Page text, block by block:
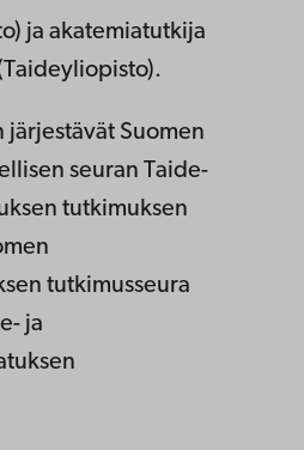
ja akatemiatutkija
järjestävät Suomen
seuran Taide-
tutkimuksen
tutkimusseura
ja